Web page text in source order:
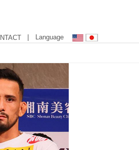
| Language